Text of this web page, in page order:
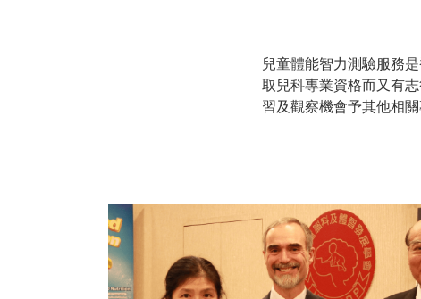
兒童體能智力測驗服務
取兒科專業資格而又有
習及觀察機會予其他相